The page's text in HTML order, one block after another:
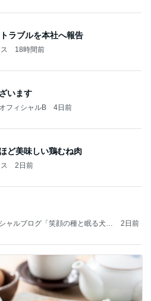
ラブルを本社へ報告
18時間前
います
フィシャルB 4日前
ど美味しい鶏むね肉
2日前
ャルブログ「笑顔の種と眠る犬」
2日前